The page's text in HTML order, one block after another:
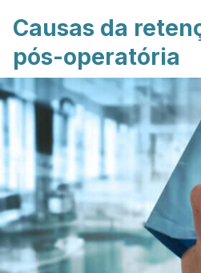
Causas da
pós-operatória